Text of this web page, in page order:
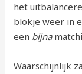
het
blokje weer in
een bijna
Waarschijnlijk